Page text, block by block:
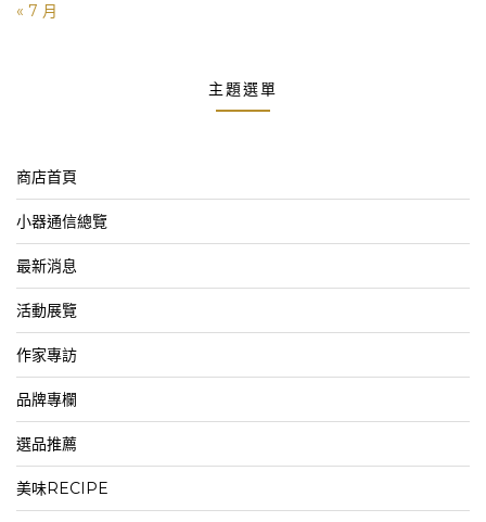
« 7 月
主題選單
商店首頁
小器通信總覽
最新消息
活動展覽
作家專訪
品牌專欄
選品推薦
美味RECIPE